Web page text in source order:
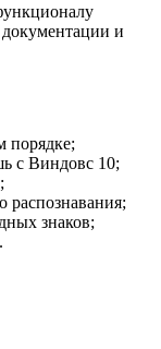
и
порядке;
с Виндовс 10;
распознавания;
знаков;